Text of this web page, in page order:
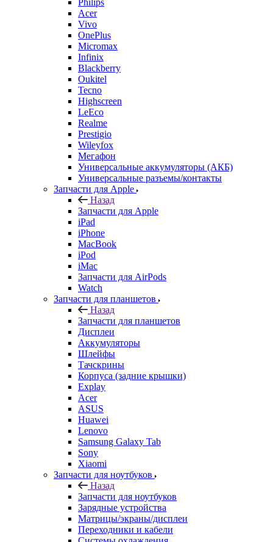
Philips
Acer
Vivo
OnePlus
Micromax
Infinix
Blackberry
Oukitel
Tecno
Highscreen
LeEco
Realme
Prestigio
Wileyfox
Мегафон
Универсальные аккумуляторы (АКБ)
Универсальные разъемы/контакты
Запчасти для Apple
Назад
Запчасти для Apple
iPad
iPhone
MacBook
iPod
iMac
Запчасти для AirPods
Watch
Запчасти для планшетов
Назад
Запчасти для планшетов
Дисплеи
Аккумуляторы
Шлейфы
Тачскрины
Корпуса (задние крышки)
Explay
Acer
ASUS
Huawei
Lenovo
Samsung Galaxy Tab
Sony
Xiaomi
Запчасти для ноутбуков
Назад
Запчасти для ноутбуков
Зарядные устройства
Матрицы/экраны/дисплеи
Переходники и кабели